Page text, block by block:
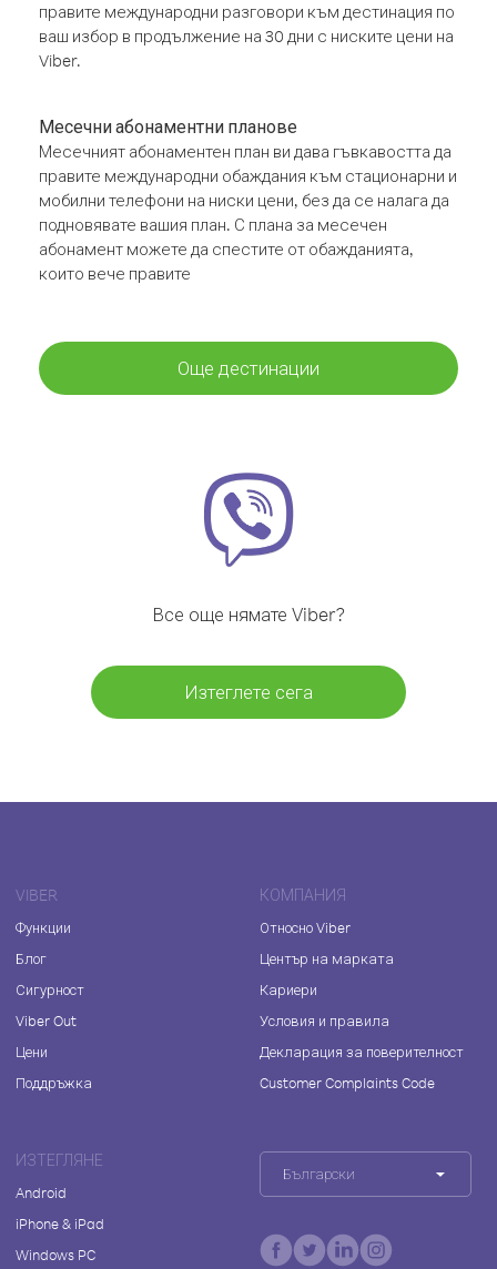
правите международни разговори към дестинация по
ваш избор в продължение на 30 дни с ниските цени на
Viber.
Месечни абонаментни планове
Месечният абонаментен план ви дава гъвкавостта да
правите международни обаждания към стационарни и
мобилни телефони на ниски цени, без да се налага да
подновявате вашия план. С плана за месечен
абонамент можете да спестите от обажданията,
които вече правите
Още дестинации
Все още нямате Viber?
Изтеглете сега
VIBER
Функции
Блог
Сигурност
Viber Out
Цени
Поддръжка
КОМПАНИЯ
Относно Viber
Център на марката
Кариери
Условия и правила
Декларация за поверителност
Customer Complaints Code
ИЗТЕГЛЯНЕ
Android
iPhone & iPad
Windows PC
Български